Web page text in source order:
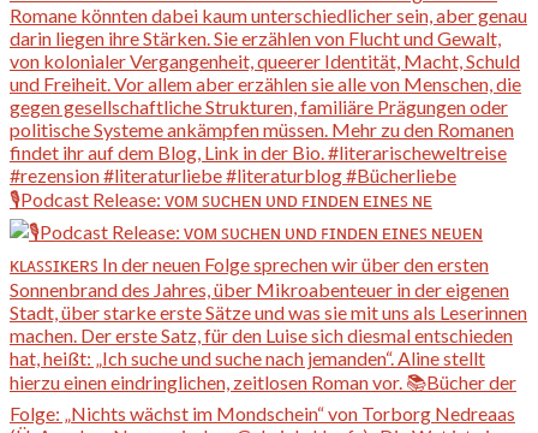
🎙️Podcast Release: ᴠᴏᴍ ꜱᴜᴄʜᴇɴ ᴜɴᴅ ꜰɪɴᴅᴇɴ ᴇɪɴᴇꜱ ɴᴇ